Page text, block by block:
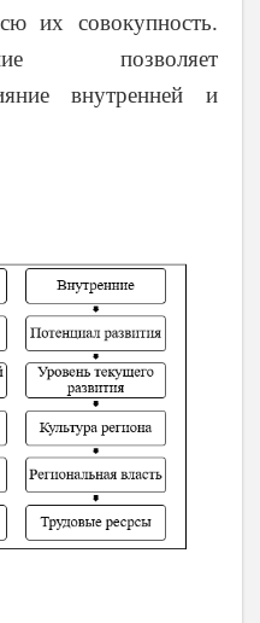
их совокупность.
позволяет
внутренней и